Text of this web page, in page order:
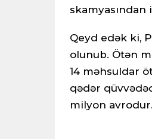
skamyasından
Qeyd edək ki,
olunub. Ötən
14 məhsuldar
qədər
milyon avrodur.